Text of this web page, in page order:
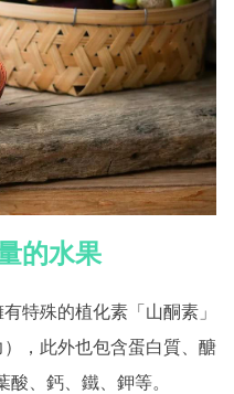
的水果
特殊的植化素「山酮素」
，此外也包含蛋白質、醣
、鈣、鐵、鉀等。